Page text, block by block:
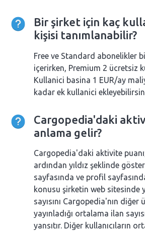
Bir şirket için kaç
kişisi tanımlanabilir?
Free ve Standard abonelikler
içerirken, Premium 2 ücretsiz
Kullanici basina 1 EUR/ay
kadar ek kullanici
Cargopedia'daki
anlama gelir?
Cargopedia'daki aktivite
ardından yıldız şeklinde
sayfasında ve profil
konusu şirketin web sitesinde
sayısını Cargopedia'nın diğer
yayınladığı ortalama ilan
yansıtır. Diğer kullanıcıların